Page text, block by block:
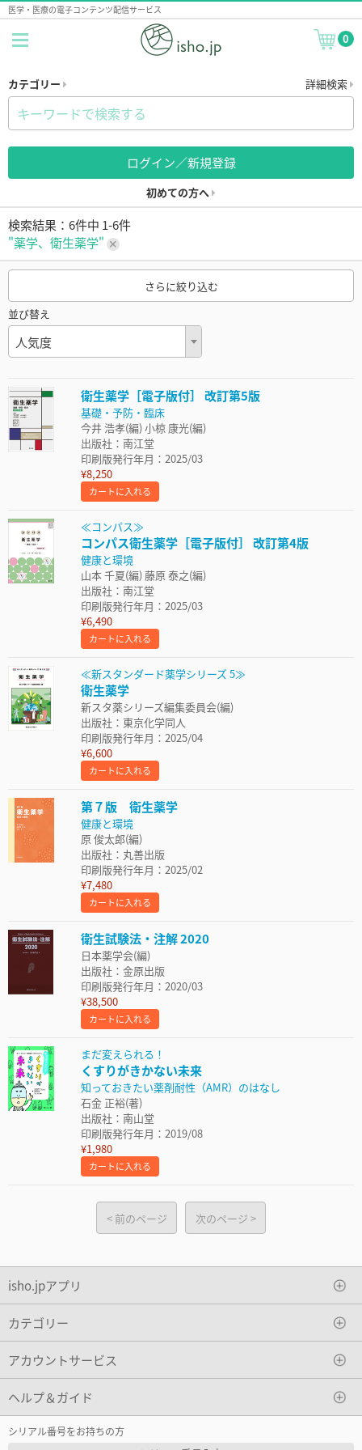
医学・医療の電子コンテンツ配信サービス
0
カテゴリー 詳細検索
ログイン／新規登録
初めての方へ
検索結果：6件中 1-6件
"薬学、衛生薬学"
さらに絞り込む
並び替え
人気度
衛生薬学［電子版付］ 改訂第5版
基礎・予防・臨床
今井 浩孝(編) 小椋 康光(編)
出版社：南江堂
印刷版発行年月：2025/03
¥8,250
カートに入れる
≪コンパス≫
コンパス衛生薬学［電子版付］ 改訂第4版
健康と環境
山本 千夏(編) 藤原 泰之(編)
出版社：南江堂
印刷版発行年月：2025/03
¥6,490
カートに入れる
≪新スタンダード薬学シリーズ 5≫
衛生薬学
新スタ薬シリーズ編集委員会(編)
出版社：東京化学同人
印刷版発行年月：2025/04
¥6,600
カートに入れる
第７版 衛生薬学
健康と環境
原 俊太郎(編)
出版社：丸善出版
印刷版発行年月：2025/02
¥7,480
カートに入れる
衛生試験法・注解 2020
日本薬学会(編)
出版社：金原出版
印刷版発行年月：2020/03
¥38,500
カートに入れる
まだ変えられる！
くすりがきかない未来
知っておきたい薬剤耐性（AMR）のはなし
石金 正裕(著)
出版社：南山堂
印刷版発行年月：2019/08
¥1,980
カートに入れる
前のページ 次のページ
isho.jpアプリ
カテゴリー
アカウントサービス
ヘルプ＆ガイド
シリアル番号をお持ちの方